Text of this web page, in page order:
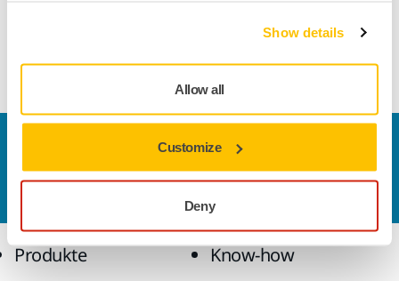
Show details
Allow all
Customize
Deny
Deckel und Farbbechersysteme sowie Rührstäbe,
Farbsiebe, Spender und Reinigungstücher
Kontaktieren Sie uns
Sie wollen mehr über Mirka und die Produkte
Produkte Know-how